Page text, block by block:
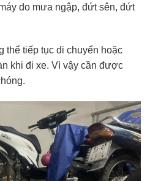
do mưa ngập, đứt sên, đứt
thể tiếp tục di chuyển hoặc
khi đi xe. Vì vậy cần được